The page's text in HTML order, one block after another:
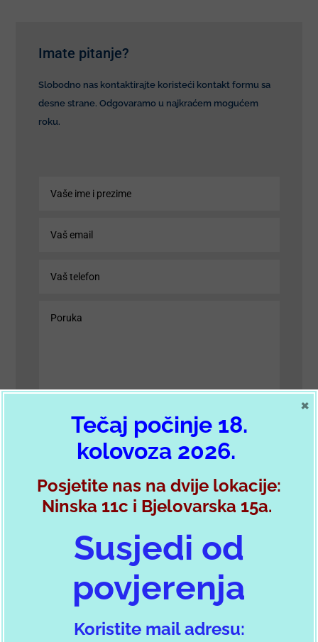
Imate pitanje?
Slobodno nas kontaktirajte koristeći kontakt formu sa
desne strane. Odgovaramo u najkraćem mogućem
roku.
POŠALJI PORUKU
Želim se učlaniti preko HAK forme
Tečaj počinje 18.
kolovoza 2026.
Posjetite nas na dvije lokacije:
Ninska 11c i Bjelovarska 15a.
Susjedi od
povjerenja
Koristite mail adresu:
×